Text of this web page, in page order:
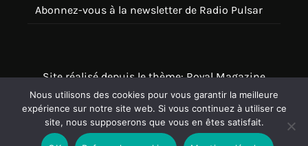
Abonnez-vous à la newsletter de Radio Pulsar
Site réalisé depuis le thème: Royal Magazine
Thème disponible sur Wordpress
Nous utilisons des cookies pour vous garantir la meilleure
expérience sur notre site web. Si vous continuez à utiliser ce
site, nous supposerons que vous en êtes satisfait.